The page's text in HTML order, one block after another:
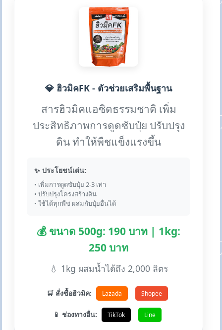
💎 ฮิวมิคFK - ตัวช่วยเสริมพื้นฐาน
สารฮิวมิคแอซิดธรรมชาติ เพิ่ม
ประสิทธิภาพการดูดซับปุ๋ย ปรับปรุง
ดิน ทำให้พืชแข็งแรงขึ้น
✨ ประโยชน์เด่น:
• เพิ่มการดูดซับปุ๋ย 2-3 เท่า
• ปรับปรุงโครงสร้างดิน
• ใช้ได้ทุกพืช ผสมกับปุ๋ยอื่นได้
💰 ขนาด 500g: 190 บาท | 1kg:
250 บาท
💧 1kg ผสมน้ำได้ถึง 2,000 ลิตร
🛒 สั่งซื้อฮิวมิค: Lazada Shopee
📱 ช่องทางอื่น: TikTok Line